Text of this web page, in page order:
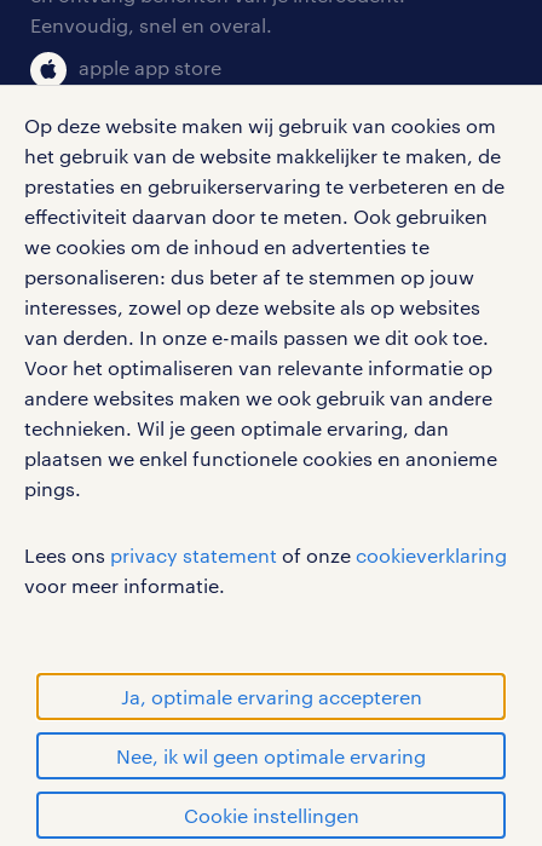
Op deze website maken wij gebruik van cookies om
het gebruik van de website makkelijker te maken, de
prestaties en gebruikerservaring te verbeteren en de
effectiviteit daarvan door te meten. Ook gebruiken
we cookies om de inhoud en advertenties te
personaliseren: dus beter af te stemmen op jouw
interesses, zowel op deze website als op websites
van derden. In onze e-mails passen we dit ook toe.
Voor het optimaliseren van relevante informatie op
andere websites maken we ook gebruik van andere
technieken. Wil je geen optimale ervaring, dan
plaatsen we enkel functionele cookies en anonieme
pings.
Lees ons privacy statement of onze cookieverklaring
voor meer informatie.
Ja, optimale ervaring accepteren
Nee, ik wil geen optimale ervaring
Cookie instellingen
solliciteren
salarischecker
bruto-netto calculator
klachten en misstanden
Eenvoudig, snel en overal.
apple app store
social media
Volg ons voor de leukste content omtrent
vacatures, solliciteren en inspiratie.
werken bij randstad
gebruikersvoorwaarden
cookies
disclaimer
RANDSTAD, HUMAN FORWARD en SHAPING THE
WORLD OF WORK zijn geregistreerde
handelsmerken van Randstad N.V.
© Randstad 2026